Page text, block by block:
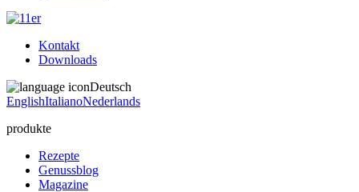
Kontakt
Downloads
Deutsch
EnglishItalianoNederlands
produkte
Rezepte
Genussblog
Magazine